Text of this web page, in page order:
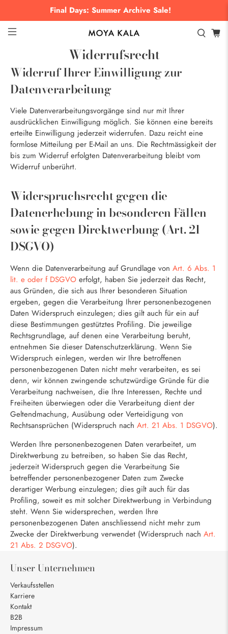
Final Days: Summer Archive Sale!
Widerrufsrecht
Widerruf Ihrer Einwilligung zur
Datenverarbeitung
Viele Datenverarbeitungsvorgänge sind nur mit Ihrer
ausdrücklichen Einwilligung möglich. Sie können eine bereits
erteilte Einwilligung jederzeit widerrufen. Dazu reicht eine
formlose Mitteilung per E-Mail an uns. Die Rechtmässigkeit der
bis zum Widerruf erfolgten Datenverarbeitung bleibt vom
Widerruf unberührt.
Widerspruchsrecht gegen die
Datenerhebung in besonderen Fällen
sowie gegen Direktwerbung (Art. 21
DSGVO)
Wenn die Datenverarbeitung auf Grundlage von Art. 6 Abs. 1
lit. e oder f DSGVO erfolgt, haben Sie jederzeit das Recht,
aus Gründen, die sich aus Ihrer besonderen Situation
ergeben, gegen die Verarbeitung Ihrer personenbezogenen
Daten Widerspruch einzulegen; dies gilt auch für ein auf
diese Bestimmungen gestütztes Profiling. Die jeweilige
Rechtsgrundlage, auf denen eine Verarbeitung beruht,
entnehmen Sie dieser Datenschutzerklärung. Wenn Sie
Widerspruch einlegen, werden wir Ihre betroffenen
personenbezogenen Daten nicht mehr verarbeiten, es sei
denn, wir können zwingende schutzwürdige Gründe für die
Verarbeitung nachweisen, die Ihre Interessen, Rechte und
Freiheiten überwiegen oder die Verarbeitung dient der
Geltendmachung, Ausübung oder Verteidigung von
Rechtsansprüchen (Widerspruch nach Art. 21 Abs. 1 DSGVO).
Werden Ihre personenbezogenen Daten verarbeitet, um
Direktwerbung zu betreiben, so haben Sie das Recht,
jederzeit Widerspruch gegen die Verarbeitung Sie
betreffender personenbezogener Daten zum Zwecke
derartiger Werbung einzulegen; dies gilt auch für das
Profiling, soweit es mit solcher Direktwerbung in Verbindung
steht. Wenn Sie widersprechen, werden Ihre
personenbezogenen Daten anschliessend nicht mehr zum
Zwecke der Direktwerbung verwendet (Widerspruch nach Art.
21 Abs. 2 DSGVO).
Unser Unternehmen
Verkaufsstellen
Karriere
Kontakt
B2B
Impressum